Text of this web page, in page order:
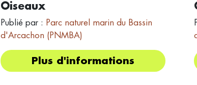
Oiseaux
Publié par : Parc naturel marin du Bassin
d'Arcachon (PNMBA)
Plus d'informations